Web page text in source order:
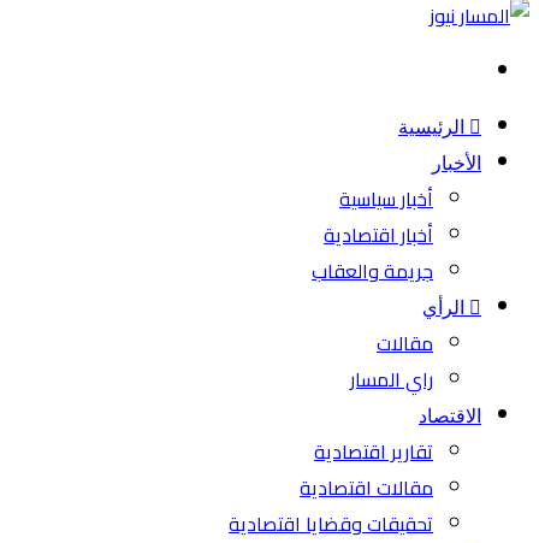
الرئيسية
الأخبار
أخبار سياسية
أخبار اقتصادية
جريمة والعقاب
الرأي
مقالات
راي المسار
الاقتصاد
تقارير اقتصادية
مقالات اقتصادية
تحقيقات وقضايا اقتصادية